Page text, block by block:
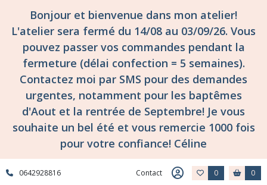
Bonjour et bienvenue dans mon atelier!
L'atelier sera fermé du 14/08 au 03/09/26. Vous
pouvez passer vos commandes pendant la
fermeture (délai confection = 5 semaines).
Contactez moi par SMS pour des demandes
urgentes, notamment pour les baptêmes
d'Aout et la rentrée de Septembre! Je vous
souhaite un bel été et vous remercie 1000 fois
pour votre confiance! Céline
0642928816 Contact 0 0